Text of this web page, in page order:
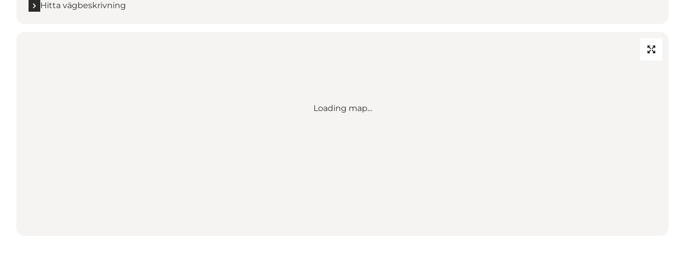
Hitta vägbeskrivning
Loading map...